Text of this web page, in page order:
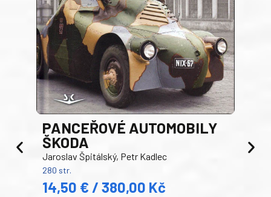
PANCEŘOVÉ AUTOMOBILY
ŠKODA
Jaroslav Špitálský, Petr Kadlec
280 str.
14,50 € / 380,00 Kč